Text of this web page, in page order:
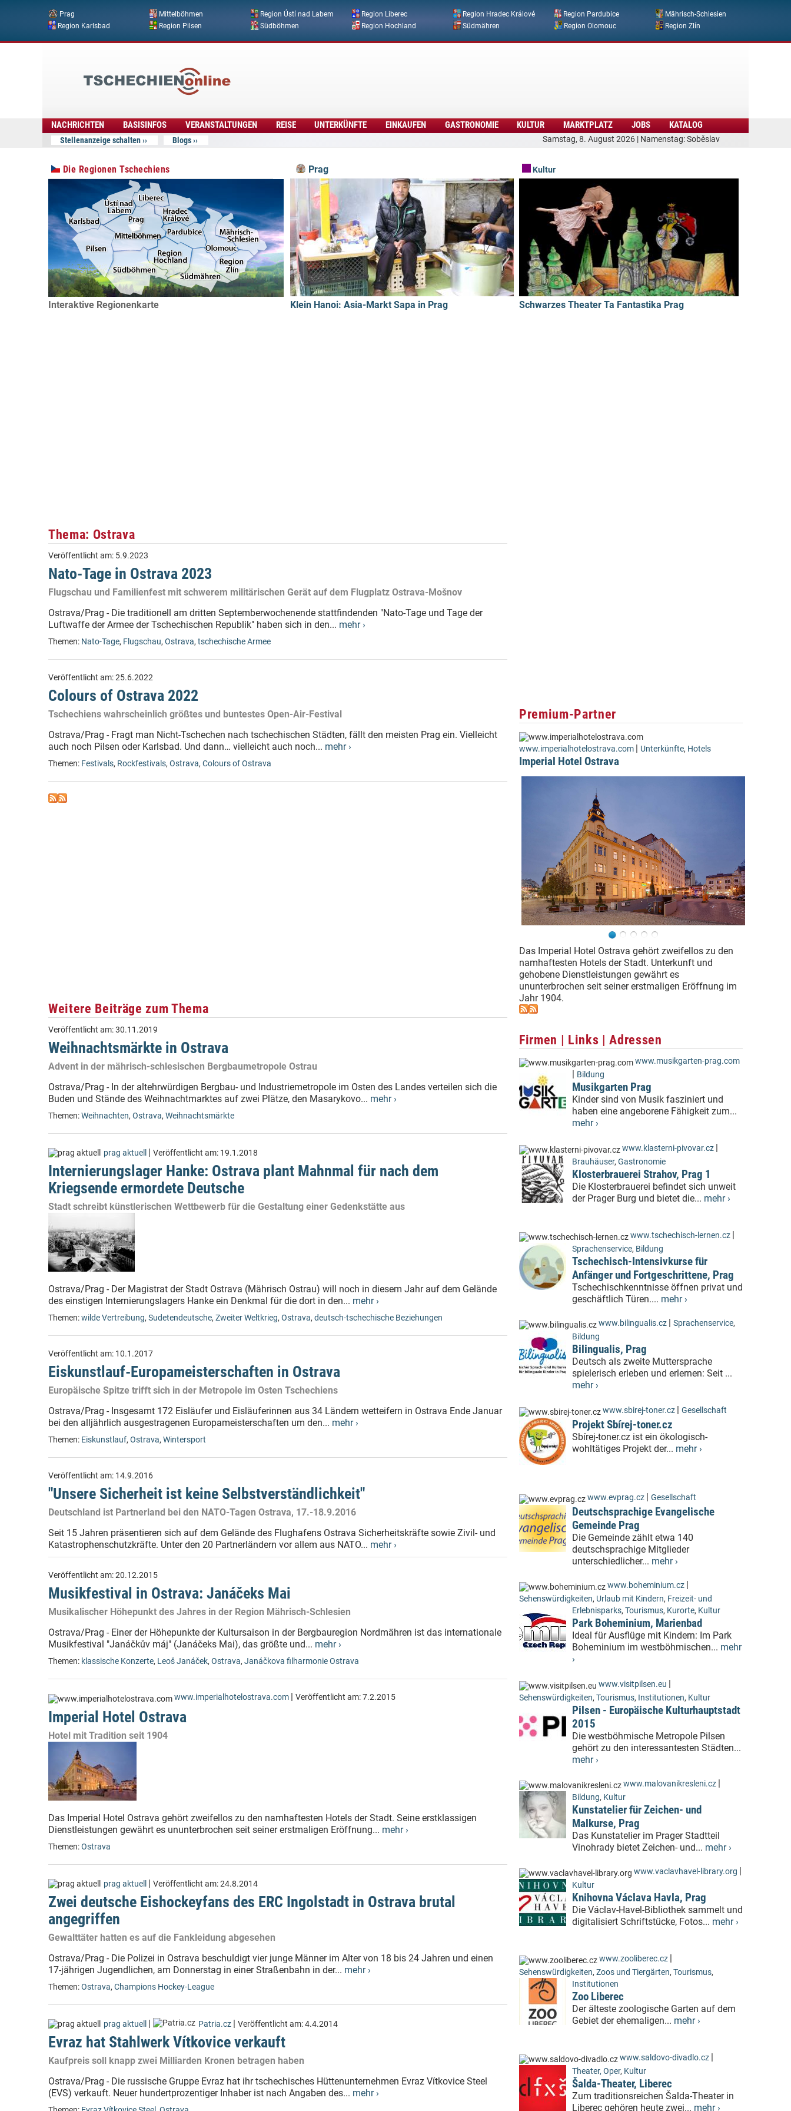
Direkt zum Inhalt
Prag Mittelböhmen Region Ústí nad Labem Region Liberec Region Hradec Králové Region Pardubice
Mährisch-Schlesien
Region Karlsbad
Region Pilsen Südböhmen Region Hochland Südmähren Region Olomouc Region Zlín
Samstag, 8. August 2026 | Namenstag: Soběslav
Online
NACHRICHTEN BASISINFOS VERANSTALTUNGEN REISE UNTERKÜNFTE EINKAUFEN GASTRONOMIE KULTUR MARKTPLATZ JOBS KATALOG
Stellenanzeige schalten Blogs
Die Regionen Tschechiens
Interaktive Regionenkarte
Prag
Klein Hanoi: Asia-Markt Sapa in Prag
Kultur
Schwarzes Theater Ta Fantastika Prag
Thema: Ostrava
Veröffentlicht am: 5.9.2023
Nato-Tage in Ostrava 2023
Flugschau und Familienfest mit schwerem militärischen Gerät auf dem Flugplatz Ostrava-Mošnov
Ostrava/Prag - Die traditionell am dritten Septemberwochenende stattfindenden "Nato-Tage und Tage der
Luftwaffe der Armee der Tschechischen Republik" haben sich in den... mehr ›
Themen: Nato-Tage, Flugschau, Ostrava, tschechische Armee
Veröffentlicht am:25.6.2022
Colours of Ostrava 2022
Tschechiens wahrscheinlich größtes und buntestes Open-Air-Festival
Ostrava/Prag - Fragt man Nicht-Tschechen nach tschechischen Städten, fällt den meisten Prag ein. Vielleicht
auch noch Pilsen oder Karlsbad. Und dann… vielleicht auch noch... mehr ›
Themen: Festivals, Rockfestivals, Ostrava, Colours of Ostrava
Weitere Beiträge zum Thema
Veröffentlicht am:30.11.2019
Weihnachtsmärkte in Ostrava
Advent in der mährisch-schlesischen Bergbaumetropole Ostrau
Ostrava/Prag - In der altehrwürdigen Bergbau- und Industriemetropole im Osten des Landes verteilen sich die
Buden und Stände des Weihnachtmarktes auf zwei Plätze, den Masarykovo... mehr ›
Themen:Weihnachten, Ostrava, Weihnachtsmärkte
prag aktuell | Veröffentlicht am: 19.1.2018
Internierungslager Hanke: Ostrava plant Mahnmal für nach dem
Kriegsende ermordete Deutsche
Stadt schreibt künstlerischen Wettbewerb für die Gestaltung einer Gedenkstätte aus
Ostrava/Prag - Der Magistrat der Stadt Ostrava (Mährisch Ostrau) will noch in diesem Jahr auf dem Gelände
des einstigen Internierungslagers Hanke ein Denkmal für die dort in den... mehr ›
Themen:wilde Vertreibung, Sudetendeutsche, Zweiter Weltkrieg, Ostrava, deutsch-tschechische Beziehungen
Veröffentlicht am: 10.1.2017
Eiskunstlauf-Europameisterschaften in Ostrava
Europäische Spitze trifft sich in der Metropole im Osten Tschechiens
Ostrava/Prag - Insgesamt 172 Eisläufer und Eisläuferinnen aus 34 Ländern wetteifern in Ostrava Ende Januar
bei den alljährlich ausgestragenen Europameisterschaften um den... mehr ›
Themen: Eiskunstlauf, Ostrava, Wintersport
Veröffentlicht am: 14.9.2016
"Unsere Sicherheit ist keine Selbstverständlichkeit"
Deutschland ist Partnerland bei den NATO-Tagen Ostrava, 17.-18.9.2016
Seit 15 Jahren präsentieren sich auf dem Gelände des Flughafens Ostrava Sicherheitskräfte sowie Zivil- und
Katastrophenschutzkräfte. Unter den 20 Partnerländern vor allem aus NATO... mehr ›
Veröffentlicht am:20.12.2015
Musikfestival in Ostrava: Janáčeks Mai
Musikalischer Höhepunkt des Jahres in der Region Mährisch-Schlesien
Ostrava/Prag - Einer der Höhepunkte der Kultursaison in der Bergbauregion Nordmähren ist das internationale
Musikfestival "Janáčkův máj" (Janáčeks Mai), das größte und... mehr ›
Themen: klassische Konzerte, Leoš Janáček, Ostrava, Janáčkova filharmonie Ostrava
www.imperialhotelostrava.com | Veröffentlicht am:7.2.2015
Imperial Hotel Ostrava
Hotel mit Tradition seit 1904
Das Imperial Hotel Ostrava gehört zweifellos zu den namhaftesten Hotels der Stadt. Seine erstklassigen
Dienstleistungen gewährt es ununterbrochen seit seiner erstmaligen Eröffnung... mehr ›
Themen:Ostrava
prag aktuell | Veröffentlicht am:24.8.2014
Zwei deutsche Eishockeyfans des ERC Ingolstadt in Ostrava brutal
angegriffen
Gewalttäter hatten es auf die Fankleidung abgesehen
Ostrava/Prag - Die Polizei in Ostrava beschuldigt vier junge Männer im Alter von 18 bis 24 Jahren und einen
17-jährigen Jugendlichen, am Donnerstag in einer Straßenbahn in der... mehr ›
Themen:Ostrava, Champions Hockey-League
prag aktuell | Patria.cz | Veröffentlicht am:4.4.2014
Evraz hat Stahlwerk Vítkovice verkauft
Kaufpreis soll knapp zwei Milliarden Kronen betragen haben
Ostrava/Prag - Die russische Gruppe Evraz hat ihr tschechisches Hüttenunternehmen Evraz Vítkovice Steel
(EVS) verkauft. Neuer hundertprozentiger Inhaber ist nach Angaben des... mehr ›
Premium-Partner
www.imperialhotelostrava.com | Unterkünfte, Hotels
Imperial Hotel Ostrava
Das Imperial Hotel Ostrava gehört zweifellos zu den
namhaftesten Hotels der Stadt. Unterkunft und
gehobene Dienstleistungen gewährt es
ununterbrochen seit seiner erstmaligen Eröffnung im
Jahr 1904.
Firmen | Links | Adressen
www.musikgarten-prag.com
| Bildung
Musikgarten Prag
Kinder sind von Musik fasziniert und
haben eine angeborene Fähigkeit zum...
mehr ›
www.klasterni-pivovar.cz |
Brauhäuser, Gastronomie
Klosterbrauerei Strahov, Prag 1
Die Klosterbrauerei befindet sich unweit
der Prager Burg und bietet die... mehr ›
www.tschechisch-lernen.cz |
Sprachenservice, Bildung
Tschechisch-Intensivkurse für
Anfänger und Fortgeschrittene, Prag
Tschechischkenntnisse öffnen privat und
geschäftlich Türen.... mehr ›
www.bilingualis.cz | Sprachenservice,
Bildung
Bilingualis, Prag
Deutsch als zweite Muttersprache
spielerisch erleben und erlernen: Seit ...
mehr ›
www.sbirej-toner.cz | Gesellschaft
Projekt Sbírej-toner.cz
Sbírej-toner.cz ist ein ökologisch-
wohltätiges Projekt der... mehr ›
www.evprag.cz | Gesellschaft
Deutschsprachige Evangelische
Gemeinde Prag
Die Gemeinde zählt etwa 140
deutschsprachige Mitglieder
unterschiedlicher... mehr ›
www.boheminium.cz |
Sehenswürdigkeiten, Urlaub mit Kindern, Freizeit- und
Erlebnisparks, Tourismus, Kurorte, Kultur
Park Boheminium, Marienbad
Ideal für Ausflüge mit Kindern: Im Park
Boheminium im westböhmischen... mehr
›
www.visitpilsen.eu |
Sehenswürdigkeiten, Tourismus, Institutionen, Kultur
Pilsen - Europäische Kulturhauptstadt
2015
Die westböhmische Metropole Pilsen
gehört zu den interessantesten Städten...
mehr ›
www.malovanikresleni.cz |
Bildung, Kultur
Kunstatelier für Zeichen- und
Malkurse, Prag
Das Kunstatelier im Prager Stadtteil
Vinohrady bietet Zeichen- und... mehr ›
www.vaclavhavel-library.org |
Kultur
Knihovna Václava Havla, Prag
Die Václav-Havel-Bibliothek sammelt und
digitalisiert Schriftstücke, Fotos... mehr ›
www.zooliberec.cz |
Sehenswürdigkeiten, Zoos und Tiergärten, Tourismus,
Institutionen
Zoo Liberec
Der älteste zoologische Garten auf dem
Gebiet der ehemaligen... mehr ›
www.saldovo-divadlo.cz |
Theater, Oper, Kultur
Šalda-Theater, Liberec
Zum traditionsreichen Šalda-Theater in
Liberec gehören heute zwei... mehr ›